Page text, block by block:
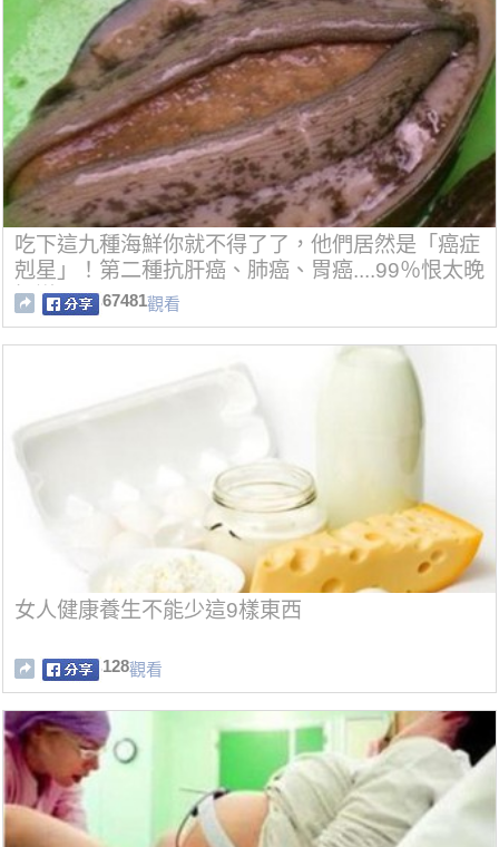
吃下這九種海鮮你就不得了了，他們居然是「癌症
剋星」！第二種抗肝癌、肺癌、胃癌....99％恨太晚
知道了！67481觀看
女人健康養生不能少這9樣東西
128觀看